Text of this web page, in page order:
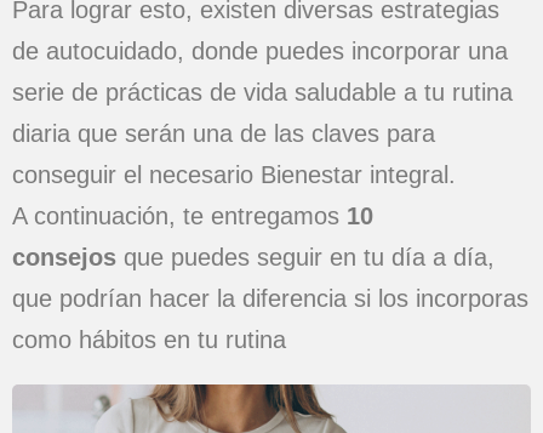
Para lograr esto, existen diversas estrategias
de autocuidado, donde puedes incorporar una
serie de prácticas de vida saludable a tu rutina
diaria que serán una de las claves para
conseguir el necesario Bienestar integral.
A continuación, te entregamos 10
consejos que puedes seguir en tu día a día,
que podrían hacer la diferencia si los incorporas
como hábitos en tu rutina